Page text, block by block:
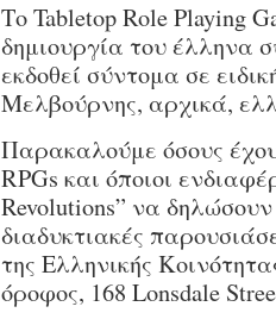
Το Tabletop Role Playing
δημιουργία του
εκδοθεί σύντομα σε
Μελβούρνης, αρχικά,
Παρακαλούμε όσους
RPGs και όποιοι
Revolutions” να
διαδυκτιακές
της Ελληνικής
όροφος, 168 Lonsdale